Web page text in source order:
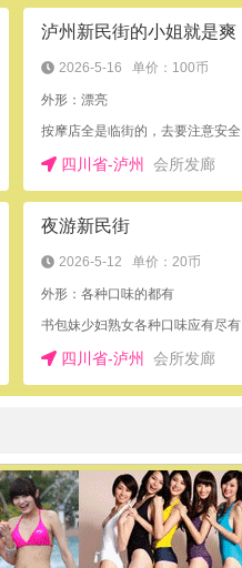
泸州新民街的小姐就是爽
2026-5-16 单价：100币
外形：漂亮
四川省-泸州 会所发廊
夜游新民街
2026-5-12 单价：20币
外形：各种口味的都有
书包妹少妇熟女各种口味应有尽有
四川省-泸州 会所发廊